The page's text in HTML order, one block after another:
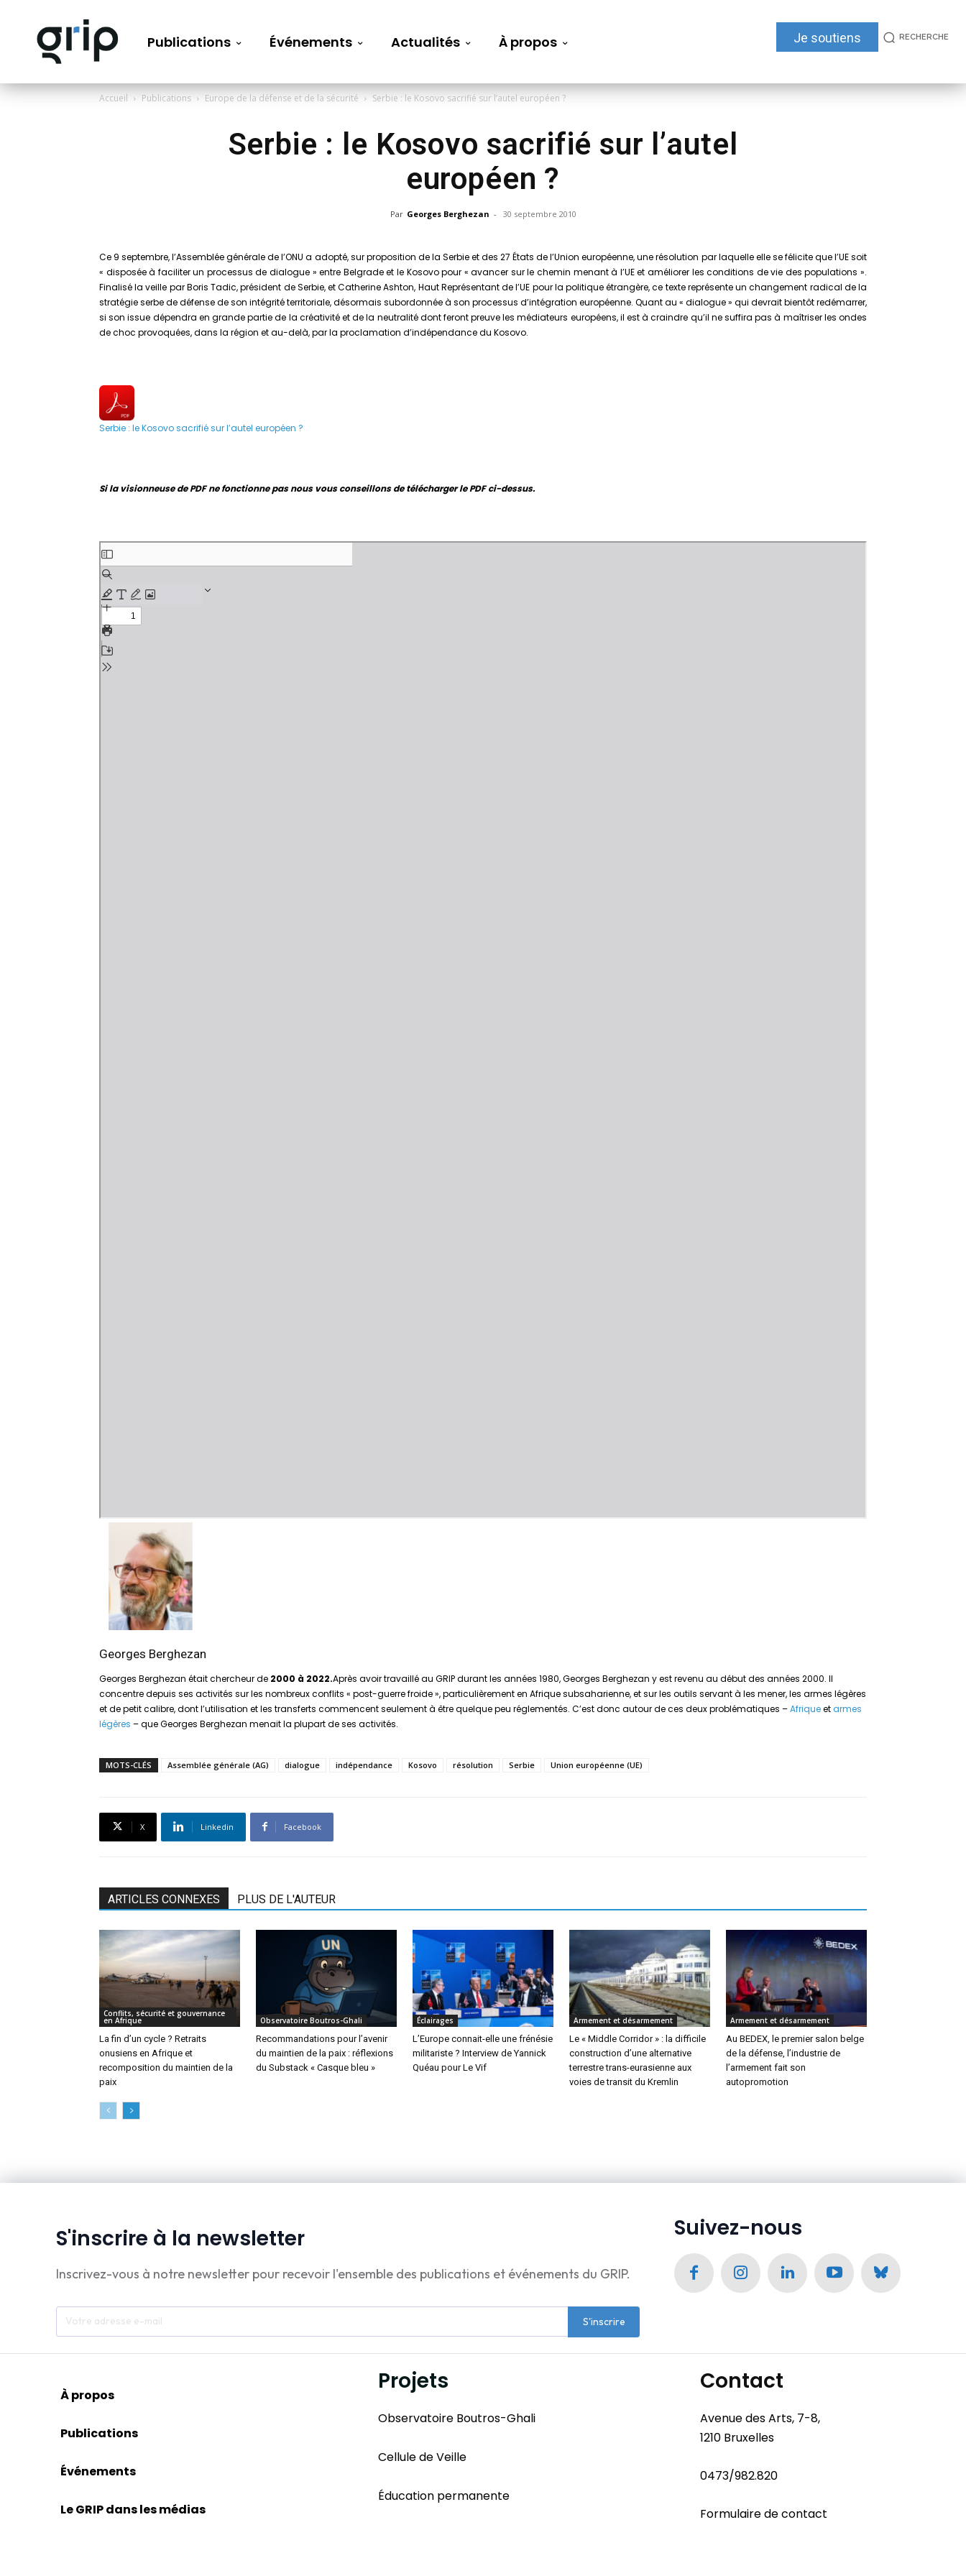
Publications Événements Actualités À propos Je soutiens RECHERCHE
Accueil Publications Europe de la défense et de la sécurité Serbie : le Kosovo sacrifié sur l’autel européen ?
Serbie : le Kosovo sacrifié sur l’autel
européen ?
Par Georges Berghezan - 30 septembre 2010
Ce 9 septembre, l’Assemblée générale de l’ONU a adopté, sur proposition de la Serbie et des 27 États de l’Union européenne, une résolution par laquelle elle se félicite que l’UE soit
« disposée à faciliter un processus de dialogue » entre Belgrade et le Kosovo pour « avancer sur le chemin menant à l’UE et améliorer les conditions de vie des populations ».
Finalisé la veille par Boris Tadic, président de Serbie, et Catherine Ashton, Haut Représentant de l’UE pour la politique étrangère, ce texte représente un changement radical de la
stratégie serbe de défense de son intégrité territoriale, désormais subordonnée à son processus d’intégration européenne. Quant au « dialogue » qui devrait bientôt redémarrer,
si son issue dépendra en grande partie de la créativité et de la neutralité dont feront preuve les médiateurs européens, il est à craindre qu’il ne suffira pas à maîtriser les ondes
de choc provoquées, dans la région et au-delà, par la proclamation d’indépendance du Kosovo.
Serbie : le Kosovo sacrifié sur l’autel européen ?
Si la visionneuse de PDF ne fonctionne pas nous vous conseillons de télécharger le PDF ci-dessus.
Aller
au
contenu
PDF
Georges Berghezan
Georges Berghezan était chercheur de 2000 à 2022.Après avoir travaillé au GRIP durant les années 1980, Georges Berghezan y est revenu au début des années 2000. Il
concentre depuis ses activités sur les nombreux conflits « post-guerre froide », particulièrement en Afrique subsaharienne, et sur les outils servant à les mener, les armes légères
et de petit calibre, dont l’utilisation et les transferts commencent seulement à être quelque peu réglementés. C’est donc autour de ces deux problématiques –Afriqueetarmes
légères – que Georges Berghezan menait la plupart de ses activités.
MOTS-CLÉS Assemblée générale (AG) dialogue indépendance Kosovo résolution Serbie Union européenne (UE)
X Linkedin Facebook
ARTICLES CONNEXES PLUS DE L'AUTEUR
Conflits, sécurité et gouvernance
en Afrique
La fin d’un cycle ? Retraits
onusiens en Afrique et
recomposition du maintien de la
paix
Observatoire Boutros-Ghali
Recommandations pour l’avenir
du maintien de la paix : réflexions
du Substack « Casque bleu »
Éclairages
L’Europe connait-elle une frénésie
militariste ? Interview de Yannick
Quéau pour Le Vif
Armement et désarmement
Le « Middle Corridor » : la difficile
construction d’une alternative
terrestre trans-eurasienne aux
voies de transit du Kremlin
Armement et désarmement
Au BEDEX, le premier salon belge
de la défense, l’industrie de
l’armement fait son
autopromotion
S'inscrire à la newsletter
Inscrivez-vous à notre newsletter pour recevoir l'ensemble des publications et événements du GRIP.
S'inscrire
Suivez-nous
À propos
Publications
Événements
Le GRIP dans les médias
Projets
Observatoire Boutros-Ghali
Cellule de Veille
Éducation permanente
Contact
Avenue des Arts, 7-8,
1210 Bruxelles
0473/982.820
Formulaire de contact